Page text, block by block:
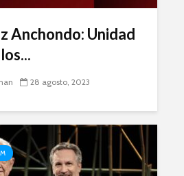
Anchondo: Unidad
28 agosto, 2023